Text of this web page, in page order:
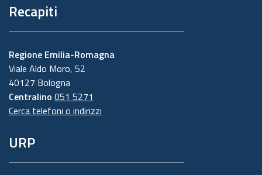
Recapiti
Regione Emilia-Romagna
Viale Aldo Moro, 52
40127 Bologna
Centralino 051 5271
Cerca telefoni o indirizzi
URP